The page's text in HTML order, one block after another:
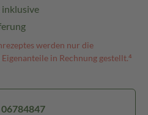
werden nur die
in Rechnung gestellt.⁴
06784847